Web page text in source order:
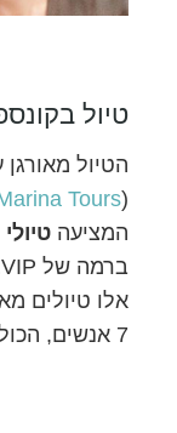
טיול
הטיול מאורגן
(
Tours
המציעה
ברמה של VIP.
7 אנשים, הכוללים הכל.